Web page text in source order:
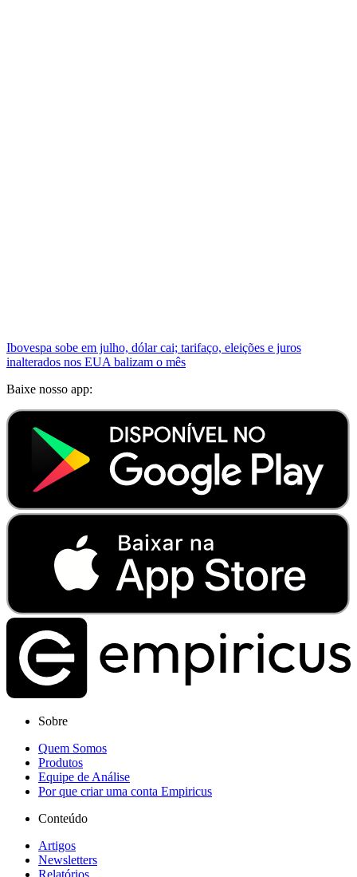
Ibovespa sobe em julho, dólar cai; tarifaço, eleições e juros
inalterados nos EUA balizam o mês
Baixe nosso app:
Sobre
Quem Somos
Produtos
Equipe de Análise
Por que criar uma conta Empiricus
Conteúdo
Artigos
Newsletters